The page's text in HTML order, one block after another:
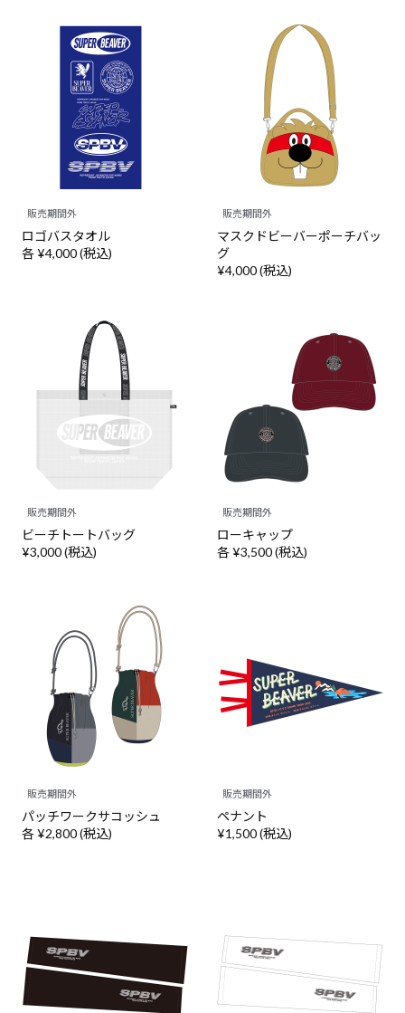
販売期間外
ロゴバスタオル
各 ¥4,000 (税込)
販売期間外
マスクドビーバーポーチバッ
グ
¥4,000 (税込)
販売期間外
ビーチトートバッグ
¥3,000 (税込)
販売期間外
ローキャップ
各 ¥3,500 (税込)
販売期間外
パッチワークサコッシュ
各 ¥2,800 (税込)
販売期間外
ペナント
¥1,500 (税込)